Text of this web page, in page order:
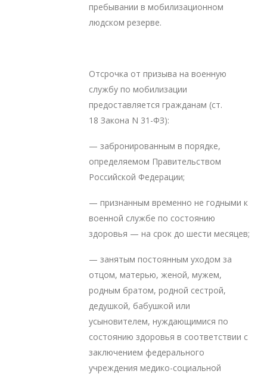
пребывании в мобилизационном
людском резерве.
Отсрочка от призыва на военную
службу по мобилизации
предоставляется гражданам (ст.
18 Закона N 31-ФЗ):
— забронированным в порядке,
определяемом Правительством
Российской Федерации;
— признанным временно не годными к
военной службе по состоянию
здоровья — на срок до шести месяцев;
— занятым постоянным уходом за
отцом, матерью, женой, мужем,
родным братом, родной сестрой,
дедушкой, бабушкой или
усыновителем, нуждающимися по
состоянию здоровья в соответствии с
заключением федерального
учреждения медико-социальной